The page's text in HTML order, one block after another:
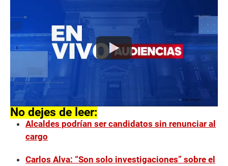
No dejes de leer:
Alcaldes podrían ser candidatos sin renunciar al
cargo
Carlos Alva: “Son solo investigaciones” sobre el